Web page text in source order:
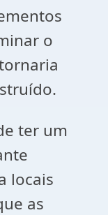
o
ter um
locais
as